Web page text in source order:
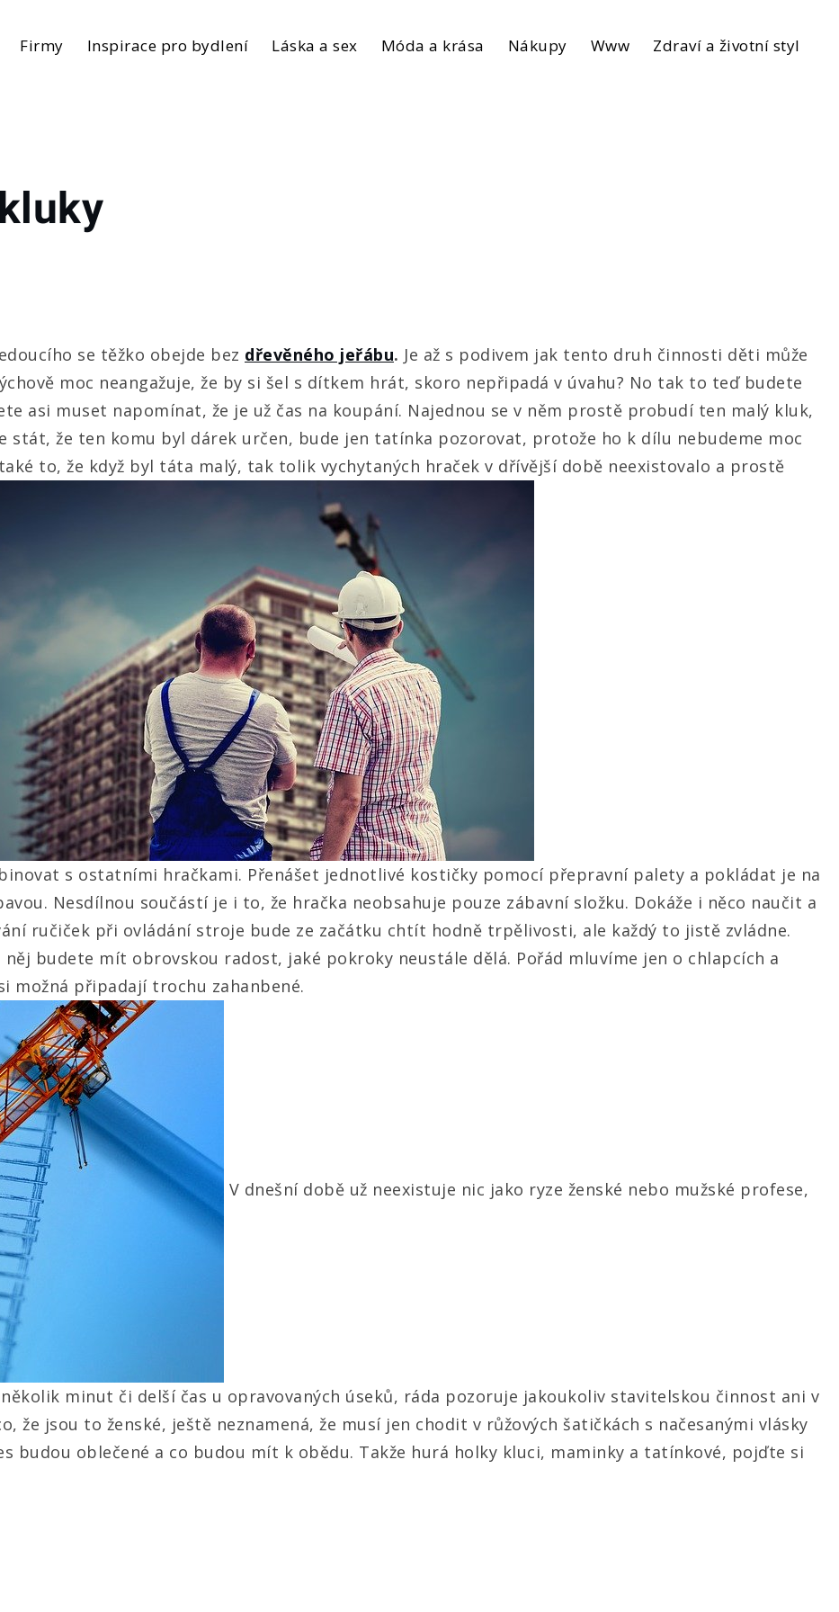
Firmy Inspirace pro bydlení Láska a sex Móda a krása Nákupy Www Zdraví a životní styl
se těžko obejde bez dřevěného jeřábu. Je až s podivem jak tento druh činnosti děti může
moc neangažuje, že by si šel s dítkem hrát, skoro nepřipadá v úvahu? No tak to teď budete
asi muset napomínat, že je už čas na koupání. Najednou se v něm prostě probudí ten malý kluk,
stát, že ten komu byl dárek určen, bude jen tatínka pozorovat, protože ho k dílu nebudeme moc
to, že když byl táta malý, tak tolik vychytaných hraček v dřívější době neexistovalo a prostě
s ostatními hračkami. Přenášet jednotlivé kostičky pomocí přepravní palety a pokládat je na
Nesdílnou součástí je i to, že hračka neobsahuje pouze zábavní složku. Dokáže i něco naučit a
ručiček při ovládání stroje bude ze začátku chtít hodně trpělivosti, ale každý to jistě zvládne.
něj budete mít obrovskou radost, jaké pokroky neustále dělá. Pořád mluvíme jen o chlapcích a
možná připadají trochu zahanbené.
V dnešní době už neexistuje nic jako ryze ženské nebo mužské profese,
minut či delší čas u opravovaných úseků, ráda pozoruje jakoukoliv stavitelskou činnost ani v
že jsou to ženské, ještě neznamená, že musí jen chodit v růžových šatičkách s načesanými vlásky
budou oblečené a co budou mít k obědu. Takže hurá holky kluci, maminky a tatínkové, pojďte si